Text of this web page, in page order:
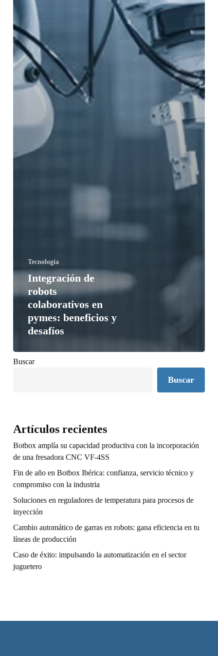
Tecnología
Integración de
robots
colaborativos en
pymes: beneficios y
desafíos
Buscar
Buscar
Artículos recientes
Botbox amplía su capacidad productiva con la incorporación
de una fresadora CNC VF-4SS
Fin de año en Botbox Ibérica: confianza, servicio técnico y
compromiso con la industria
Soluciones en reguladores de temperatura para procesos de
inyección
Cambio automático de garras en robots: gana eficiencia en tu
líneas de producción
Caso de éxito: impulsando la automatización en el sector
juguetero